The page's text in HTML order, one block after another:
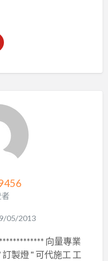
05/2013
向量專業
製燈 " 可代施工 工